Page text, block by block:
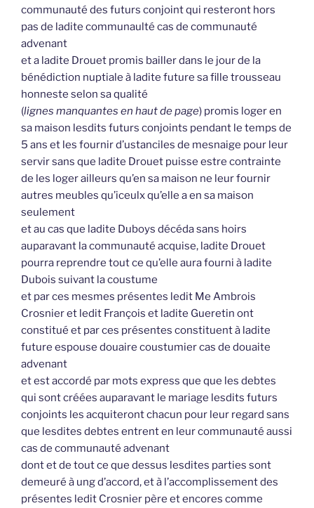
communauté des futurs conjoint qui resteront hors
pas de ladite communaulté cas de communauté
advenant
et a ladite Drouet promis bailler dans le jour de la
bénédiction nuptiale à ladite future sa fille trousseau
honneste selon sa qualité
(lignes manquantes en haut de page) promis loger en
sa maison lesdits futurs conjoints pendant le temps de
5 ans et les fournir d’ustanciles de mesnaige pour leur
servir sans que ladite Drouet puisse estre contrainte
de les loger ailleurs qu’en sa maison ne leur fournir
autres meubles qu’iceulx qu’elle a en sa maison
seulement
et au cas que ladite Duboys décéda sans hoirs
auparavant la communauté acquise, ladite Drouet
pourra reprendre tout ce qu’elle aura fourni à ladite
Dubois suivant la coustume
et par ces mesmes présentes ledit Me Ambrois
Crosnier et ledit François et ladite Gueretin ont
constitué et par ces présentes constituent à ladite
future espouse douaire coustumier cas de douaite
advenant
et est accordé par mots express que que les debtes
qui sont créées auparavant le mariage lesdits futurs
conjoints les acquiteront chacun pour leur regard sans
que lesdites debtes entrent en leur communauté aussi
cas de communauté advenant
dont et de tout ce que dessus lesdites parties sont
demeuré à ung d’accord, et à l’accomplissement des
présentes ledit Crosnier père et encores comme